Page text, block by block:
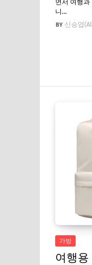
면서 여행과
니…
신승엽
가방
여행